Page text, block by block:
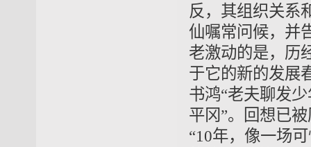
反，其组织关系
仙嘱常问候，并
老激动的是，历
于它的新的发展
书鸿“老夫聊发
平冈”。回想已
“10年，像一场